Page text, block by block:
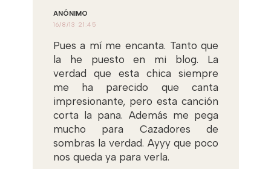
ANÓNIMO
16/8/13 21:45
Pues a mí me encanta. Tanto que
la he puesto en mi blog. La
verdad que esta chica siempre
me ha parecido que canta
impresionante, pero esta canción
corta la pana. Además me pega
mucho para Cazadores de
sombras la verdad. Ayyy que poco
nos queda ya para verla.